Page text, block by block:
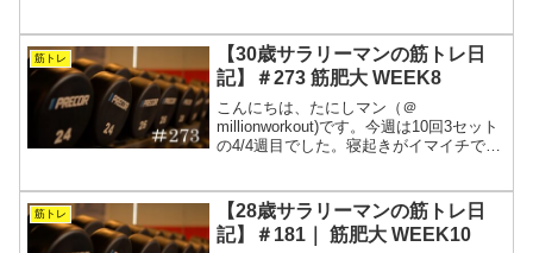
るサラリーマンが、常に“今が一番強い”を
目指す筋ト...
筋トレ
【30歳サラリーマンの筋トレ日
記】＃273 筋肥大 WEEK8
こんにちは、たにしマン（＠
millionworkout)です。今週は10回3セット
の4/4週目でした。寝起きがイマイチで体
らいようです。ということは、ここで頑
張れば周り...
筋トレ
【28歳サラリーマンの筋トレ日
記】＃181｜ 筋肥大 WEEK10